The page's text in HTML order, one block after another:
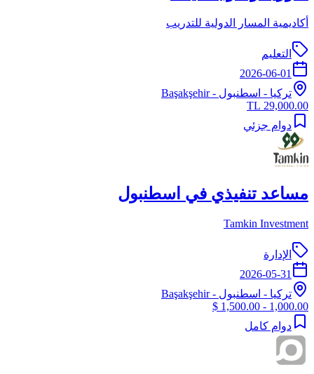
أكاديمية المسار الدولية للتدريب
التعليم
2026-06-01
تركيا - اسطنبول - Başakşehir
29,000.00 TL
دوام جزئي
مساعد تنفيذي في اسطنبول
Tamkin Investment
الإدارة
2026-05-31
تركيا - اسطنبول - Başakşehir
1,000.00 - 1,500.00 $
دوام كامل